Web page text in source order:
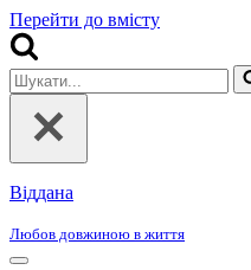
Перейти до вмісту
Шукати...
Віддана
Любов довжиною в життя